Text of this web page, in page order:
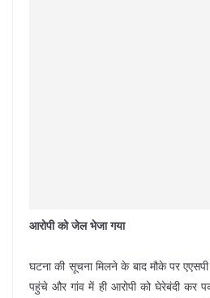
आरोपी को जेल भेजा गया
घटना की सूचना मिलने के बाद मौके पर
पहुंचे और गांव में ही आरोपी को घेरेबंदी कर